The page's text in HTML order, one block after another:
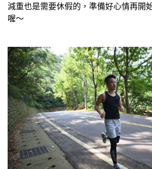
減重也是需要休假的，準備好心情再開
喔～